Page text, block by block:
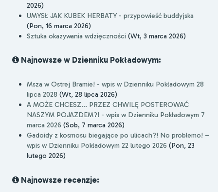
2026)
UMYSŁ JAK KUBEK HERBATY - przypowieść buddyjska
(Pon, 16 marca 2026)
Sztuka okazywania wdzięczności (Wt, 3 marca 2026)
Najnowsze w Dzienniku Pokładowym:
Msza w Ostrej Bramie! - wpis w Dzienniku Pokładowym 28
lipca 2028 (Wt, 28 lipca 2026)
A MOŻE CHCESZ... PRZEZ CHWILĘ POSTEROWAĆ
NASZYM POJAZDEM?! - wpis w Dzienniku Pokładowym 7
marca 2026 (Sob, 7 marca 2026)
Gadoidy z kosmosu biegające po ulicach?! No problemo! –
wpis w Dzienniku Pokładowym 22 lutego 2026 (Pon, 23
lutego 2026)
Najnowsze recenzje: